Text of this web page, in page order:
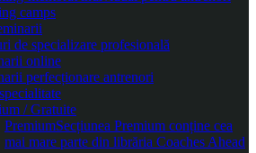
camps
de specializare profesională
online
perfecționare antrenori
/ Gratuite
PremiumSecțiunea Premium conține cea
mai mare parte din librăria Coaches Ahead